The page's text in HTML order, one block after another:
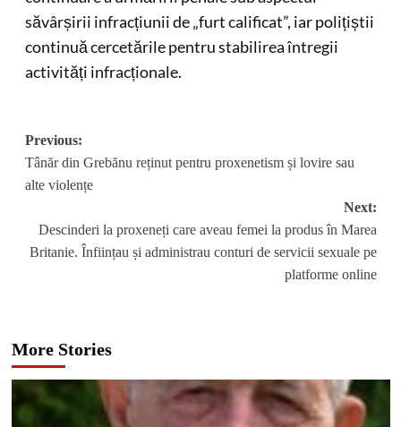
săvârșirii infracțiunii de „furt calificat”, iar polițiștii
continuă cercetările pentru stabilirea întregii
activități infracționale.
Post
navigation
Previous:
Tânăr din Grebănu reținut pentru proxenetism și lovire sau
alte violențe
Next:
Descinderi la proxeneți care aveau femei la produs în Marea
Britanie. Înființau și administrau conturi de servicii sexuale pe
platforme online
More Stories